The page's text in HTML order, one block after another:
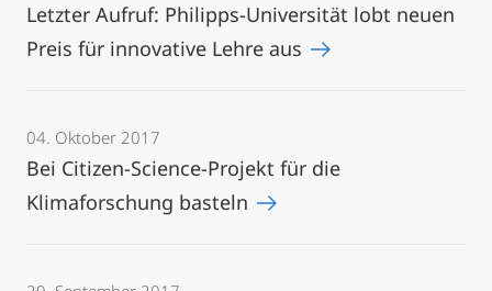
Letzter Aufruf: Philipps-Universität lobt neuen
Preis für innovative Lehre aus
04. Oktober 2017
Bei Citizen-Science-Projekt für die
Klimaforschung basteln